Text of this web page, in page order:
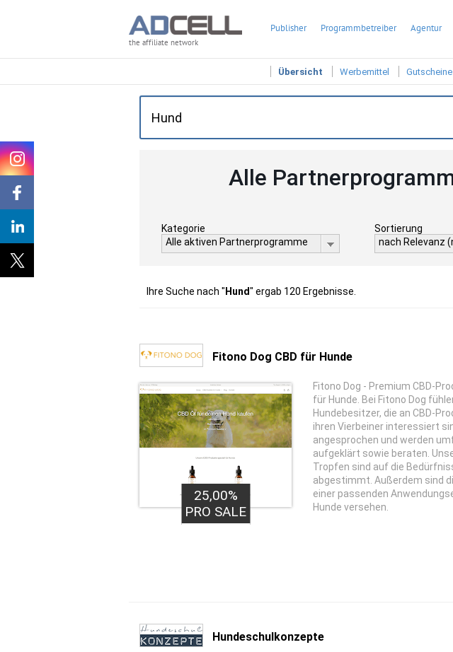
the affiliate network
Publisher Programmbetreiber Agentur
Übersicht Werbemittel Gutscheine
Alle
Kategorie
Alle aktiven Partnerprogramme
Sortierung
nach Relevanz
Ihre Suche nach " Hund" ergab 120 Ergebnisse.
Fitono Dog CBD für Hunde
25,00%
PRO SALE
Fitono Dog - Premium CBD-
für Hunde. Bei Fitono Dog
Hundebesitzer, die an CBD-
ihren Vierbeiner interessiert
angesprochen und werden
aufgeklärt sowie beraten.
Tropfen sind auf die
abgestimmt. Außerdem sind
einer passenden
Hunde versehen.
Hundeschulkonzepte